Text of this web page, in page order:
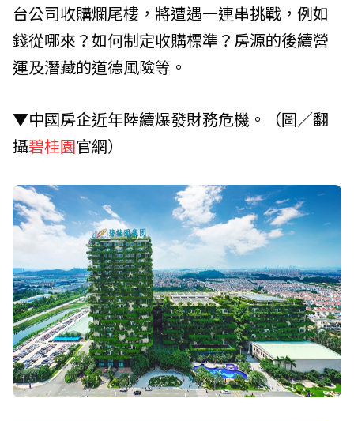
台公司收購爛尾樓，將遭遇一連串挑戰，例如
錢從哪來？如何制定收購標準？房源的後續營
運及潛藏的道德風險等。
▼中國房企近年陸續爆發財務危機。（圖／翻
攝碧桂園官網）